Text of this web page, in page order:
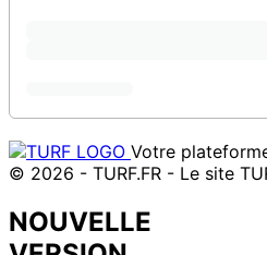
Votre
© 2026 - TURF.FR - Le site
NOUVELLE